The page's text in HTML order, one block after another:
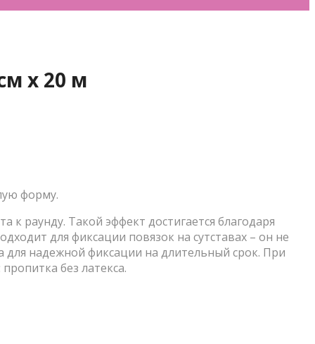
х 20 м
форму.
раунду. Такой эффект достигается благодаря
для фиксации повязок на сутставах – он не
для надежной фиксации на длительный срок. При
без латекса.